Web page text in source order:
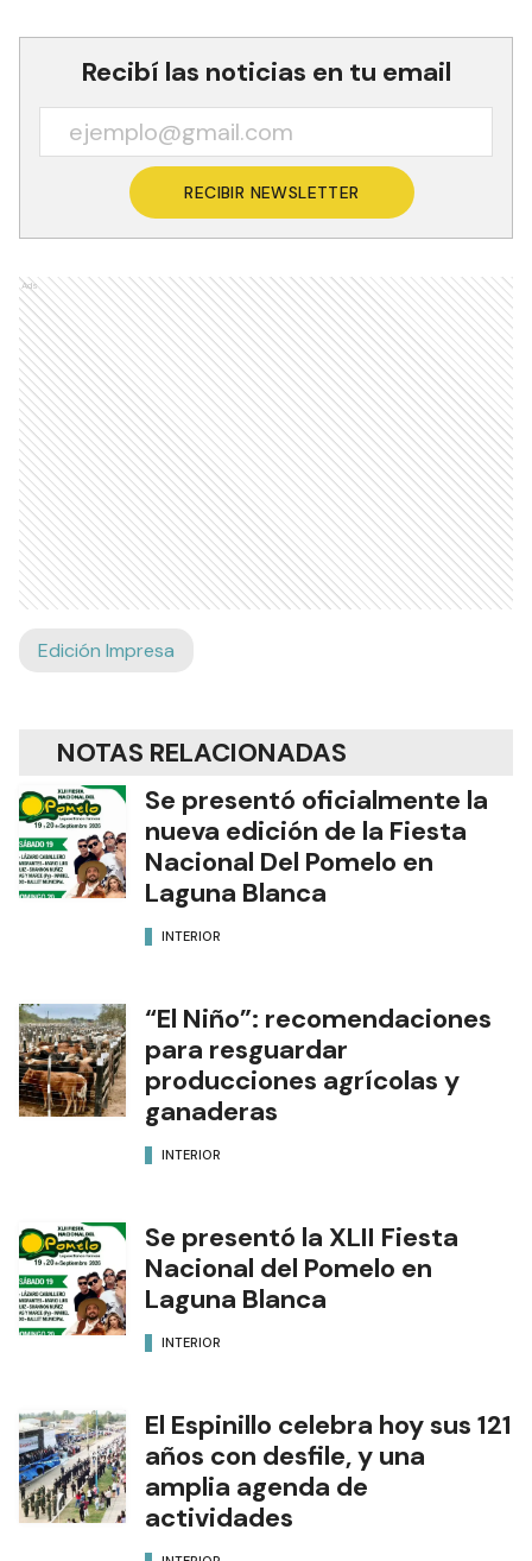
Recibí las noticias en tu email
RECIBIR NEWSLETTER
Ads
Edición Impresa
NOTAS RELACIONADAS
Se presentó oficialmente la
nueva edición de la Fiesta
Nacional Del Pomelo en
Laguna Blanca
INTERIOR
“El Niño”: recomendaciones
para resguardar
producciones agrícolas y
ganaderas
INTERIOR
Se presentó la XLII Fiesta
Nacional del Pomelo en
Laguna Blanca
INTERIOR
El Espinillo celebra hoy sus 121
años con desfile, y una
amplia agenda de
actividades